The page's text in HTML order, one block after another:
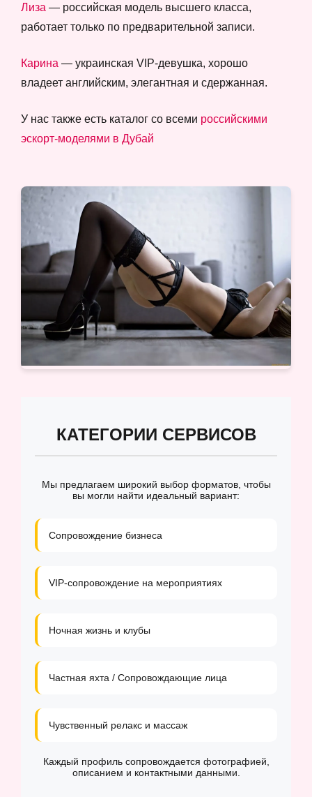
Лиза — российская модель высшего класса,
работает только по предварительной записи.
Карина — украинская VIP-девушка, хорошо
владеет английским, элегантная и сдержанная.
У нас также есть каталог со всеми российскими
эскорт-моделями в Дубай
КАТЕГОРИИ СЕРВИСОВ
Мы предлагаем широкий выбор форматов, чтобы
вы могли найти идеальный вариант:
Сопровождение бизнеса
VIP-сопровождение на мероприятиях
Ночная жизнь и клубы
Частная яхта / Сопровождающие лица
Чувственный релакс и массаж
Каждый профиль сопровождается фотографией,
описанием и контактными данными.